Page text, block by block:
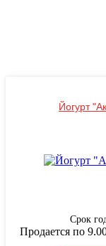
Йогурт
Срок
Продается по